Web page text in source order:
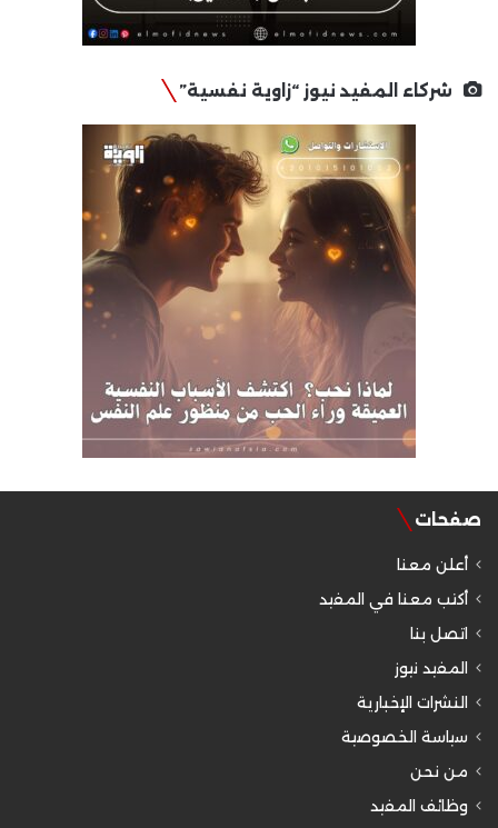
شركاء المفيد نيوز “زاوية نفسية”
صفحات
أعلن معنا
أكتب معنا في المفيد
اتصل بنا
المفيد نيوز
النشرات الإخبارية
سياسة الخصوصية
من نحن
وظائف المفيد